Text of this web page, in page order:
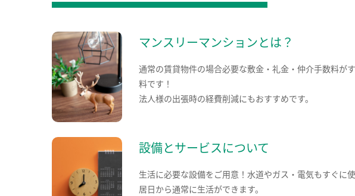
マンスリーマンションとは？
通常の賃貸物件の場合必要な敷金・礼金・仲介手数料が
料です！
法人様の出張時の経費削減にもおすすめです。
設備とサービスについて
生活に必要な設備をご用意！水道やガス・電気もすぐに
居日から通常に生活ができます。